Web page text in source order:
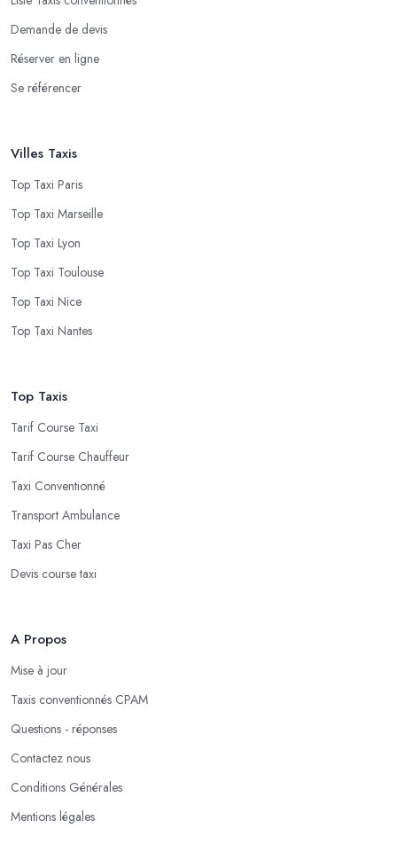
Demande de devis
Réserver en ligne
Se référencer
Villes Taxis
Top Taxi Paris
Top Taxi Marseille
Top Taxi Lyon
Top Taxi Toulouse
Top Taxi Nice
Top Taxi Nantes
Top Taxis
Tarif Course Taxi
Tarif Course Chauffeur
Taxi Conventionné
Transport Ambulance
Taxi Pas Cher
Devis course taxi
A Propos
Mise à jour
Taxis conventionnés CPAM
Questions - réponses
Contactez nous
Conditions Générales
Mentions légales